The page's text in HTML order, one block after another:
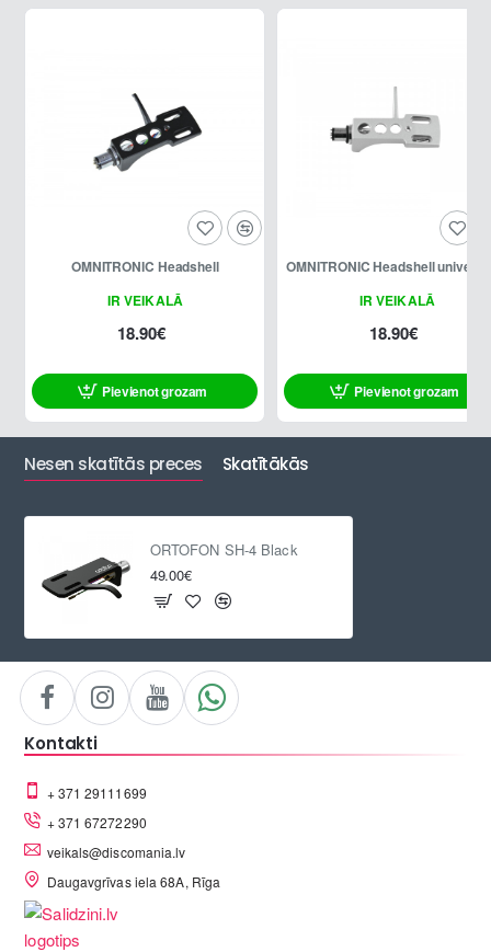
IR VEIKALĀ
OMNITRONIC Headshell
18.90€
Pievienot grozam
IR VEIKALĀ
OMNITRONIC Headshell
18.90€
Pievienot grozam
Nesen skatītās preces Skatītākās
ORTOFON SH-4 Black
49.00€
Kontakti
+ 371 29111699
+ 371 67272290
veikals@discomania.lv
Daugavgrīvas iela 68A, Rīga